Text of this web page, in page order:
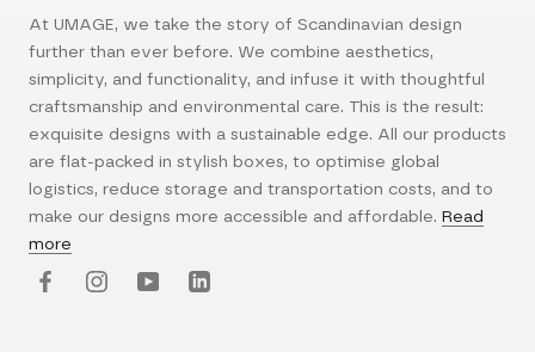
At UMAGE, we take the story of Scandinavian design
further than ever before. We combine aesthetics,
simplicity, and functionality, and infuse it with thoughtful
craftsmanship and environmental care. This is the result:
exquisite designs with a sustainable edge. All our products
are flat-packed in stylish boxes, to optimise global
logistics, reduce storage and transportation costs, and to
make our designs more accessible and affordable. Read
more